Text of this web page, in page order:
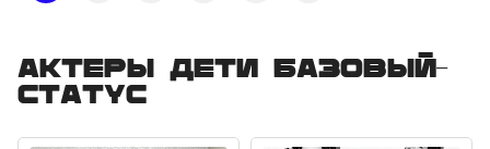
Актеры дети Базовый-
статус